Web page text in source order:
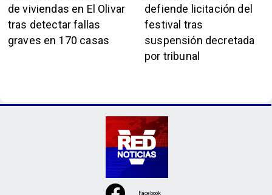
de viviendas en El Olivar
tras detectar fallas
graves en 170 casas
defiende licitación del
festival tras
suspensión decretada
por tribunal
Facebook